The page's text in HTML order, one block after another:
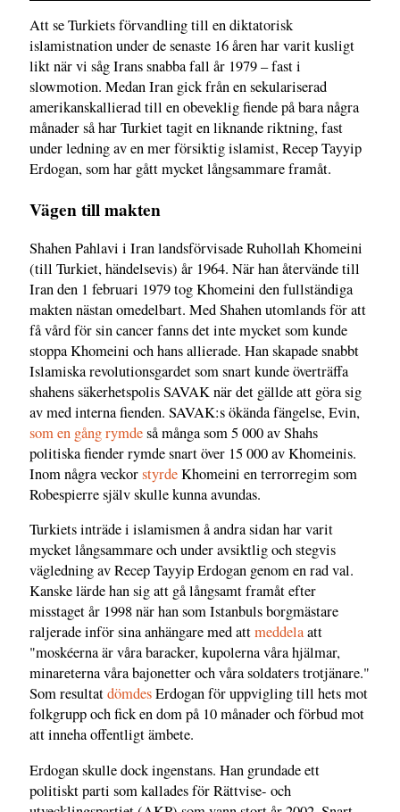
Att se Turkiets förvandling till en diktatorisk
islamistnation under de senaste 16 åren har varit kusligt
likt när vi såg Irans snabba fall år 1979 – fast i
slowmotion. Medan Iran gick från en sekulariserad
amerikanskallierad till en obeveklig fiende på bara några
månader så har Turkiet tagit en liknande riktning, fast
under ledning av en mer försiktig islamist, Recep Tayyip
Erdogan, som har gått mycket långsammare framåt.
Vägen till makten
Shahen Pahlavi i Iran landsförvisade Ruhollah Khomeini
(till Turkiet, händelsevis) år 1964. När han återvände till
Iran den 1 februari 1979 tog Khomeini den fullständiga
makten nästan omedelbart. Med Shahen utomlands för att
få vård för sin cancer fanns det inte mycket som kunde
stoppa Khomeini och hans allierade. Han skapade snabbt
Islamiska revolutionsgardet som snart kunde överträffa
shahens säkerhetspolis SAVAK när det gällde att göra sig
av med interna fienden. SAVAK:s ökända fängelse, Evin,
som en gång rymdeså många som 5 000 av Shahs
politiska fiender rymde snart över 15 000 av Khomeinis.
Inom några veckorstyrdeKhomeini en terrorregim som
Robespierre själv skulle kunna avundas.
Turkiets inträde i islamismen å andra sidan har varit
mycket långsammare och under avsiktlig och stegvis
vägledning av Recep Tayyip Erdogan genom en rad val.
Kanske lärde han sig att gå långsamt framåt efter
misstaget år 1998 när han som Istanbuls borgmästare
raljerade inför sina anhängare med attmeddelaatt
"moskéerna är våra baracker, kupolerna våra hjälmar,
minareterna våra bajonetter och våra soldaters trotjänare."
Som resultatdömdesErdogan för uppvigling till hets mot
folkgrupp och fick en dom på 10 månader och förbud mot
att inneha offentligt ämbete.
Erdogan skulle dock ingenstans. Han grundade ett
politiskt parti som kallades för Rättvise- och